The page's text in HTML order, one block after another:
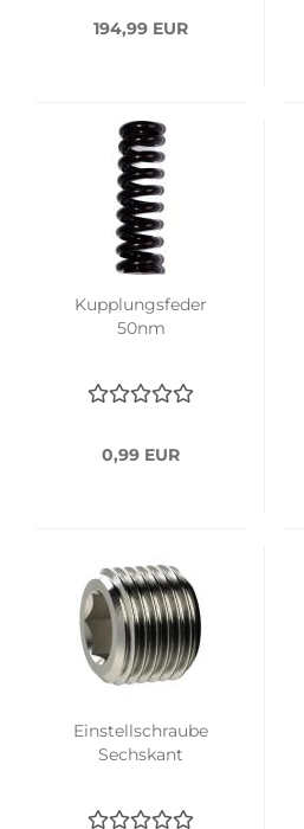
194,99 EUR
Kupplungsfeder
50nm
0,99 EUR
Einstellschraube
Sechskant